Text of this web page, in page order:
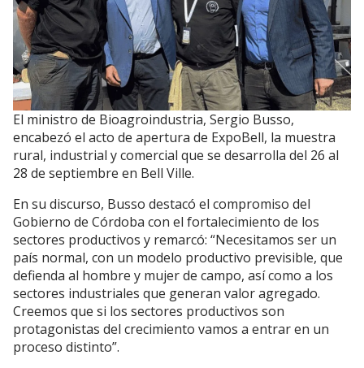
El ministro de Bioagroindustria, Sergio Busso,
encabezó el acto de apertura de ExpoBell, la muestra
rural, industrial y comercial que se desarrolla del 26 al
28 de septiembre en Bell Ville.
En su discurso, Busso destacó el compromiso del
Gobierno de Córdoba con el fortalecimiento de los
sectores productivos y remarcó: “Necesitamos ser un
país normal, con un modelo productivo previsible, que
defienda al hombre y mujer de campo, así como a los
sectores industriales que generan valor agregado.
Creemos que si los sectores productivos son
protagonistas del crecimiento vamos a entrar en un
proceso distinto”.